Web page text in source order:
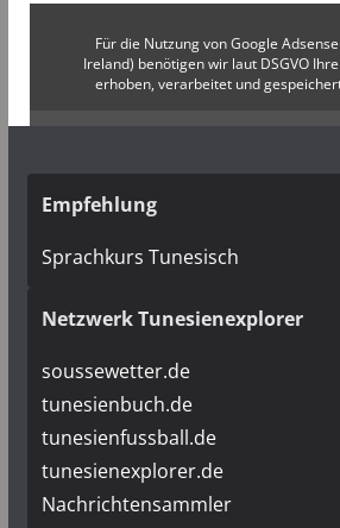
Für die Nutzung von Google
Ireland) benötigen wir laut DSGVO
erhoben, verarbeitet und
✓
Empfehlung
Sprachkurs Tunesisch
Netzwerk Tunesienexplorer
soussewetter.de
tunesienbuch.de
tunesienfussball.de
tunesienexplorer.de
Nachrichtensammler